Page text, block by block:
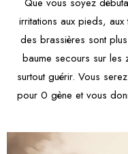
irritations aux pieds,
des brassières sont
baume secours sur les
surtout guérir. Vous
pour 0 gène et vous